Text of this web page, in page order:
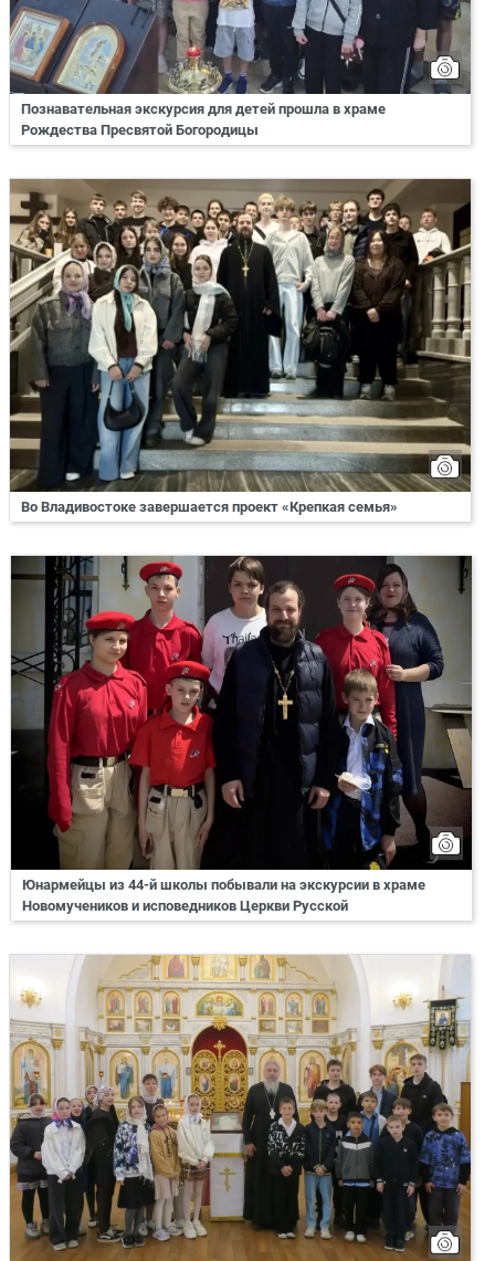
Познавательная экскурсия для детей прошла в храме
Рождества Пресвятой Богородицы
Во Владивостоке завершается проект «Крепкая семья»
Юнармейцы из 44-й школы побывали на экскурсии в храме
Новомучеников и исповедников Церкви Русской